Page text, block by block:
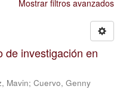
Mostrar filtros avanzados
de investigación en
Mavin; Cuervo, Genny